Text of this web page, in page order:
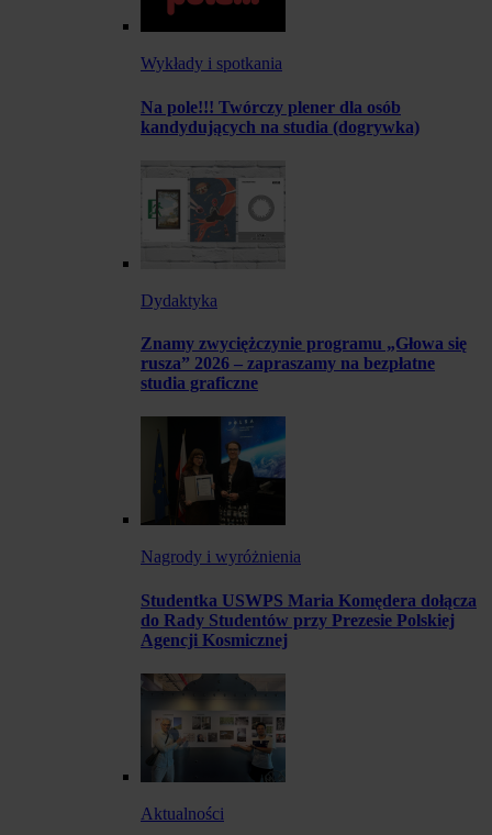
Wykłady i spotkania
Na pole!!! Twórczy plener dla osób
kandydujących na studia (dogrywka)
Dydaktyka
Znamy zwyciężczynie programu „Głowa się
rusza” 2026 – zapraszamy na bezpłatne
studia graficzne
Nagrody i wyróżnienia
Studentka USWPS Maria Komędera dołącza
do Rady Studentów przy Prezesie Polskiej
Agencji Kosmicznej
Aktualności